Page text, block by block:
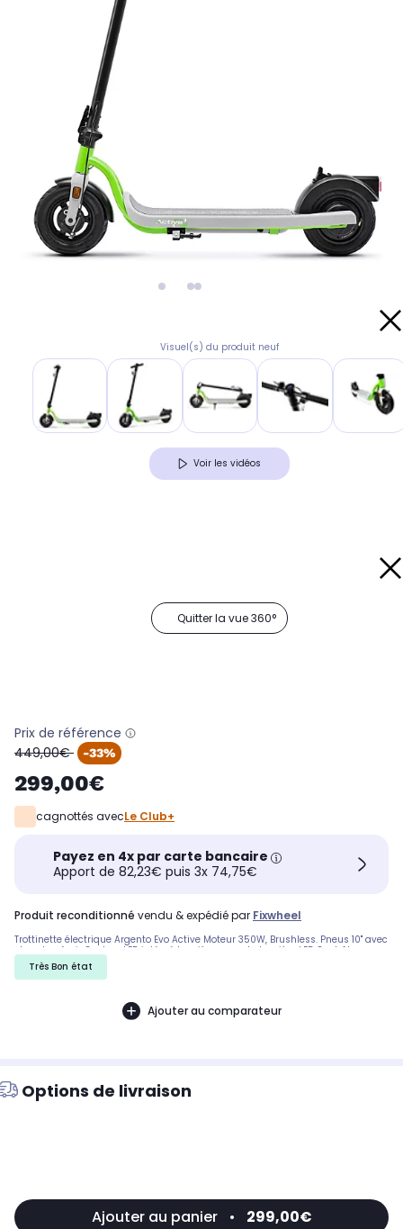
Visuel(s) du produit neuf
Voir les vidéos
Quitter la vue 360°
Prix de référence
oldPrice
449,00€ -33%
299,00€
cagnottés avecLe Club+
Payez en 4x par carte bancaire
Apport de 82,23€ puis 3x 74,75€
produit reconditionné vendu & expédié par Fixwheel
Trottinette électrique Argento Evo Active Moteur 350W, Brushless. Pneus 10" avec
chambre à air Couleur LED intégré Lumières avant et arrière LED Contrôleavec
l'application.
Très Bon état
Ajouter au comparateur
Options de livraison
Ajouter au panier • 299,00€